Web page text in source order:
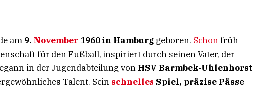
am 9. November 1960 in Hamburg geboren. Schonfrüh
für den Fußball, inspiriert durch seinen Vater, der
in der Jugendabteilung von HSV Barmbek-Uhlenhorst
Talent. Sein schnelles Spiel, präzise Pässe